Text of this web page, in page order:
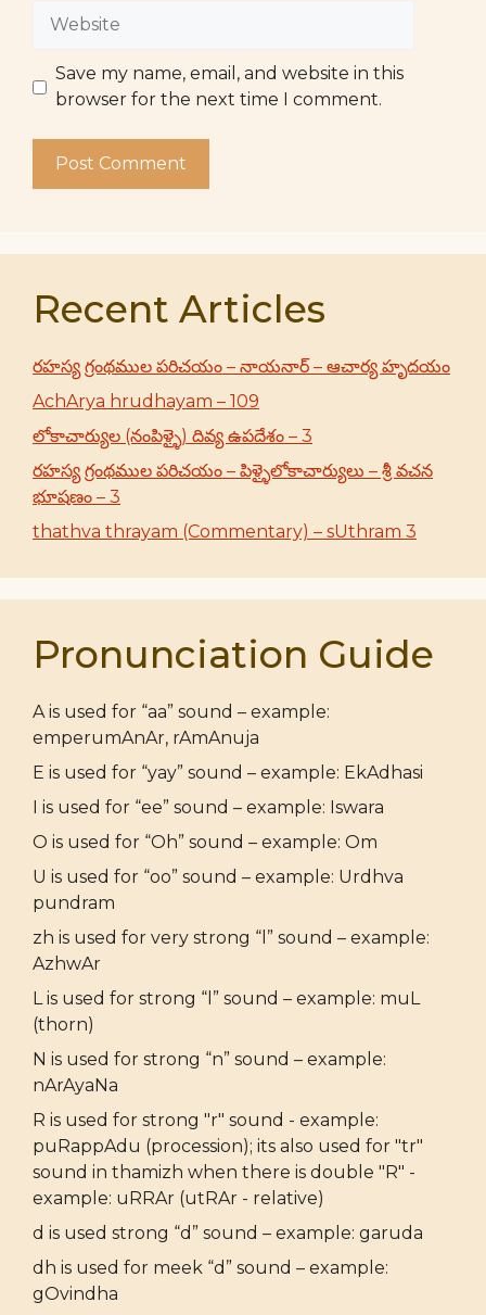
Website
Save my name, email, and website in this
browser for the next time I comment.
Recent Articles
రహస్య గ్రంథముల పరిచయం – నాయనార్ – ఆచార్య హృదయం
AchArya hrudhayam – 109
లోకాచార్యుల (నంపిళ్ళై) దివ్య ఉపదేశం – 3
రహస్య గ్రంథముల పరిచయం – పిళ్ళైలోకాచార్యులు – శ్రీ వచన
భూషణం – 3
thathva thrayam (Commentary) – sUthram 3
Pronunciation Guide
A is used for “aa” sound – example:
emperumAnAr, rAmAnuja
E is used for “yay” sound – example: EkAdhasi
I is used for “ee” sound – example: Iswara
O is used for “Oh” sound – example: Om
U is used for “oo” sound – example: Urdhva
pundram
zh is used for very strong “l” sound – example:
AzhwAr
L is used for strong “l” sound – example: muL
(thorn)
N is used for strong “n” sound – example:
nArAyaNa
R is used for strong "r" sound - example:
puRappAdu (procession); its also used for "tr"
sound in thamizh when there is double "R" -
example: uRRAr (utRAr - relative)
d is used strong “d” sound – example: garuda
dh is used for meek “d” sound – example:
gOvindha